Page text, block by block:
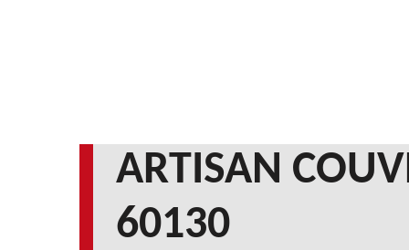
ARTISAN
60130